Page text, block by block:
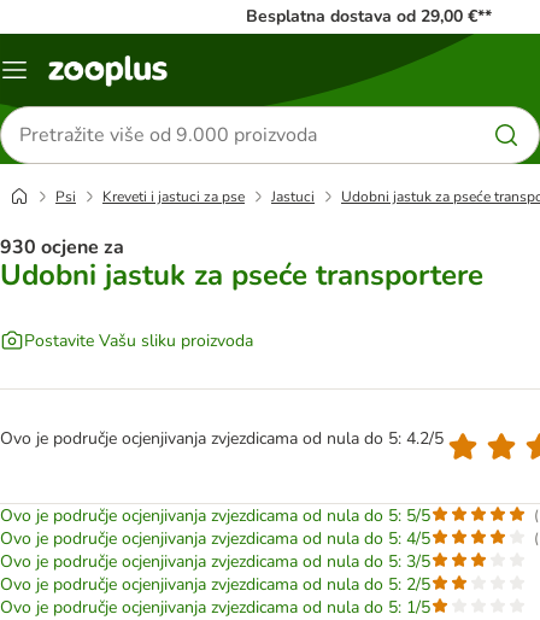
Besplatna dostava od 29,00 €**
Izbornik
Traži
proizvode
Psi Kreveti i jastuci za pse Jastuci Udobni jastuk za pseće
930 ocjene za
Udobni jastuk za pseće transportere
Postavite Vašu sliku proizvoda
Ovo je područje ocjenjivanja zvjezdicama od nula do 5: 4.2/5
Ovo je područje ocjenjivanja zvjezdicama od nula do 5: 5/5 (
Ovo je područje ocjenjivanja zvjezdicama od nula do 5: 4/5 (
Ovo je područje ocjenjivanja zvjezdicama od nula do 5: 3/5
Ovo je područje ocjenjivanja zvjezdicama od nula do 5: 2/5
Ovo je područje ocjenjivanja zvjezdicama od nula do 5: 1/5